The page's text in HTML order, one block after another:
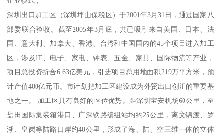
深圳出口加工区（深圳坪山保税区）于2001年3月31日，通过国家八
部委联合验收。截至2005年3月底，共已吸引来自美国、日本、法
国、意大利、加拿大、香港、台湾和中国国内的45个项目进入加工
区，涉及IT、电子、家电、钟表、五金、家具、国际物流等产业，
项目总投资折合6.63亿美元，引进项目总用地面积219万平方米，预
计产值400亿元币。市计划把加工区建设成为外贸出口创汇的重要基
地之一。 加工区具有良好的区位优势。距深圳宝安机场60公里，至
盐田国际集装箱港口、广深铁路编组站均约25公里，离文锦渡、罗
湖、皇岗等陆路口岸约40公里，形成了海、陆、空三维一体的立体